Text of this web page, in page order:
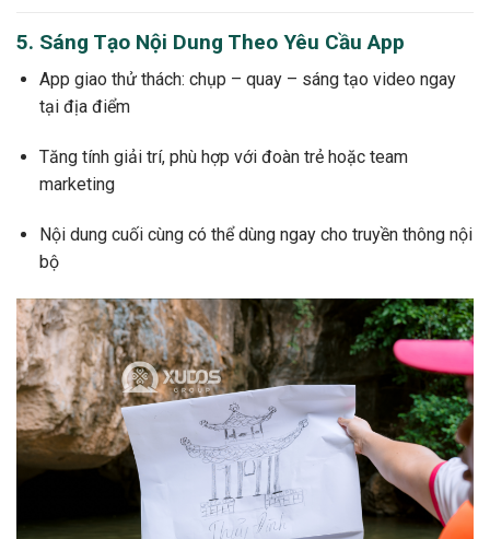
5. Sáng Tạo Nội Dung Theo Yêu Cầu App
App giao thử thách: chụp – quay – sáng tạo video ngay
tại địa điểm
Tăng tính giải trí, phù hợp với đoàn trẻ hoặc team
marketing
Nội dung cuối cùng có thể dùng ngay cho truyền thông nội
bộ